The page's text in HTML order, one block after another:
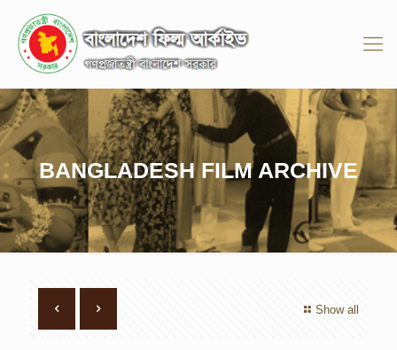
BANGLADESH FILM ARCHIVE
Show all